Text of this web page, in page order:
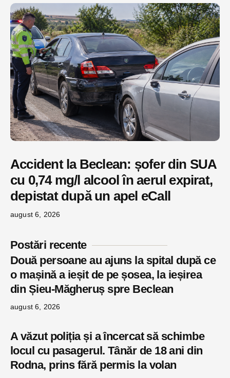
Accident la Beclean: șofer din SUA
cu 0,74 mg/l alcool în aerul expirat,
depistat după un apel eCall
august 6, 2026
Postări recente
Două persoane au ajuns la spital după ce
o mașină a ieșit de pe șosea, la ieșirea
din Șieu-Măgheruș spre Beclean
august 6, 2026
A văzut poliția și a încercat să schimbe
locul cu pasagerul. Tânăr de 18 ani din
Rodna, prins fără permis la volan